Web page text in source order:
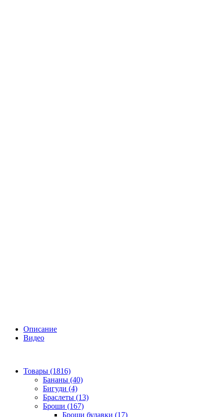
Описание
Видео
Товары (1816)
Бананы (40)
Бигуди (4)
Браслеты (13)
Броши (167)
Броши булавки (17)